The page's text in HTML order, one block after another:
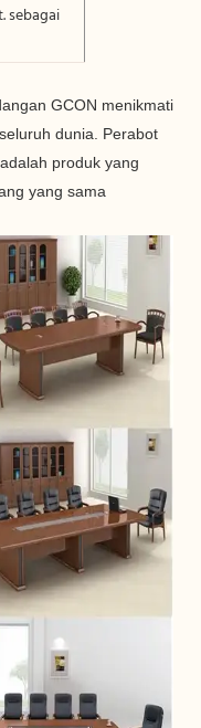
sebagai
GCON menikmati
dunia. Perabot
produk yang
yang sama